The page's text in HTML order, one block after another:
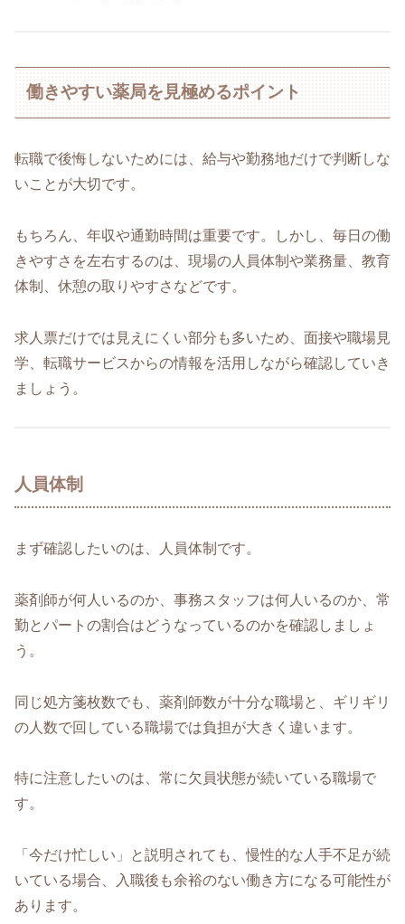
働きやすい薬局を見極めるポイント
転職で後悔しないためには、給与や勤務地だけで判断しな
いことが大切です。
もちろん、年収や通勤時間は重要です。しかし、毎日の働
きやすさを左右するのは、現場の人員体制や業務量、教育
体制、休憩の取りやすさなどです。
求人票だけでは見えにくい部分も多いため、面接や職場見
学、転職サービスからの情報を活用しながら確認していき
ましょう。
人員体制
まず確認したいのは、人員体制です。
薬剤師が何人いるのか、事務スタッフは何人いるのか、常
勤とパートの割合はどうなっているのかを確認しましょ
う。
同じ処方箋枚数でも、薬剤師数が十分な職場と、ギリギリ
の人数で回している職場では負担が大きく違います。
特に注意したいのは、常に欠員状態が続いている職場で
す。
「今だけ忙しい」と説明されても、慢性的な人手不足が続
いている場合、入職後も余裕のない働き方になる可能性が
あります。